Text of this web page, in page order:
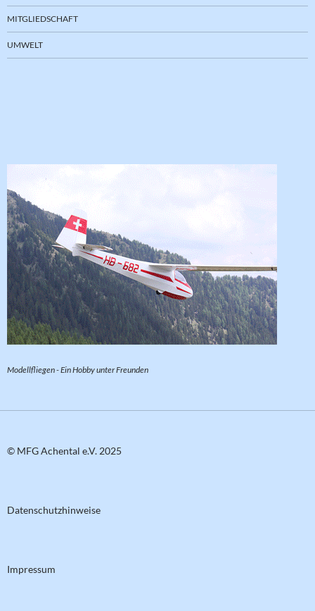
MITGLIEDSCHAFT
UMWELT
Modellfliegen - Ein Hobby unter Freunden
© MFG Achental e.V. 2025
Datenschutzhinweise
Impressum